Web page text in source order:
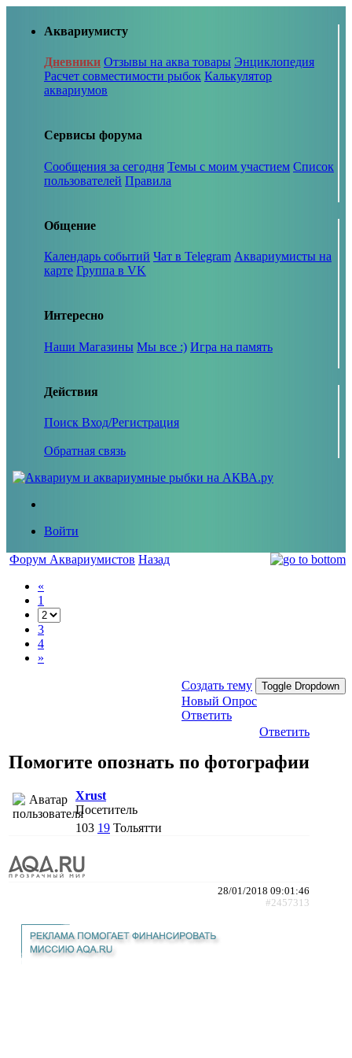
Аквариумисту
Дневники Отзывы на аква товары Энциклопедия
Расчет совместимости рыбок Калькулятор
аквариумов
Сервисы форума
Сообщения за сегодня Темы с моим участием Список
пользователей Правила
Общение
Календарь событий Чат в Telegram Аквариумисты на
карте Группа в VK
Интересно
Наши Магазины Мы все :) Игра на память
Действия
Поиск Вход/Регистрация
Обратная связь
Войти
Форум Аквариумистов Назад
«
1
3
4
»
Создать тему Toggle Dropdown
Новый Опрос
Ответить
Ответить
Помогите опознать по фотографии
Xrust
Посетитель
103 19 Тольятти
28/01/2018 09:01:46
#2457313